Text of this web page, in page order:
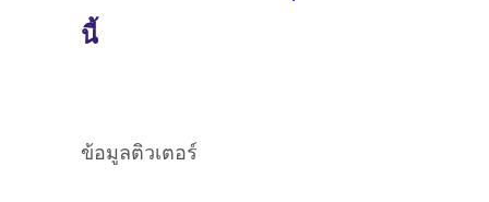
นี้
ข้อมูลติวเตอร์